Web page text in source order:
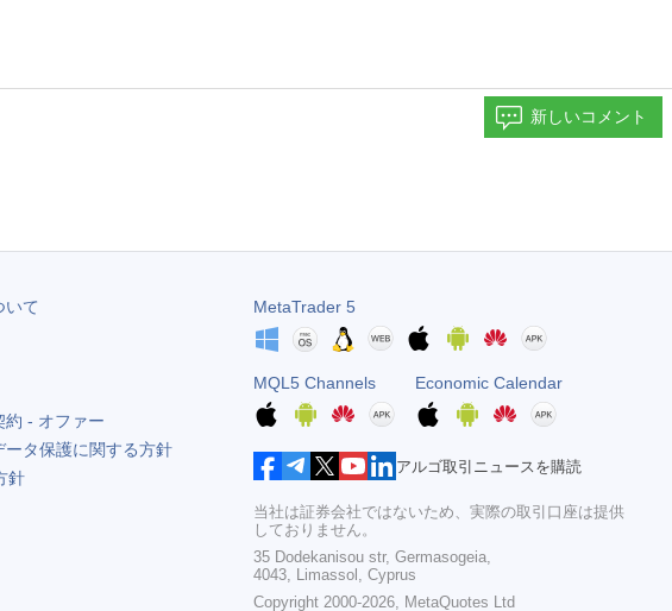
新しいコメント
いて
約 - オファー
ータ保護に関する方針
針
MetaTrader 5
MQL5 Channels Economic Calendar
アルゴ取引ニュースを購読
当社は証券会社ではないため、実際の取引口座は提供
しておりません。
35 Dodekanisou str, Germasogeia,
4043, Limassol, Cyprus
Copyright 2000-2026, MetaQuotes Ltd